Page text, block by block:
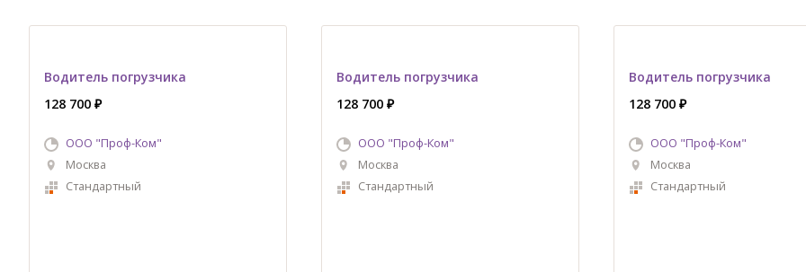
Водитель погрузчика
128 700 ₽
ООО "Проф-Ком"
Москва
Стандартный
Водитель погрузчика
128 700 ₽
ООО "Проф-Ком"
Москва
Стандартный
Водитель погрузчика
128 700 ₽
ООО "Проф-Ком"
Москва
Стандартный